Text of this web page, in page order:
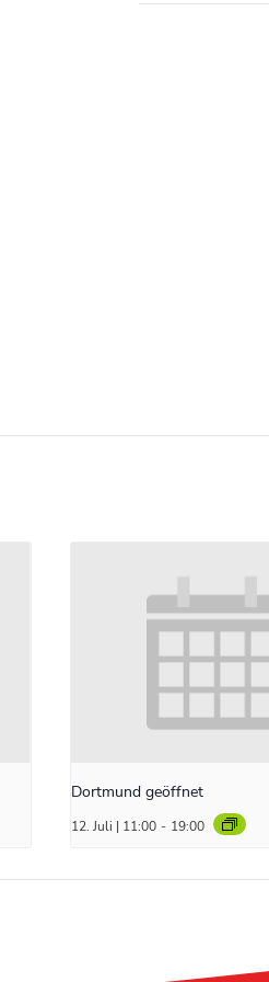
Dortmund geöffnet
12. Juli | 11:00 - 19:00